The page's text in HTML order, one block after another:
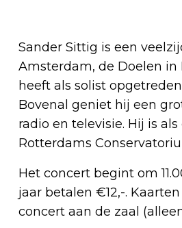
Sander Sittig is een
Amsterdam, de Doelen
heeft als solist
Bovenal geniet hij een
radio en televisie. Hij is
Rotterdams
Het concert begint om
jaar betalen €12,-.
concert aan de zaal